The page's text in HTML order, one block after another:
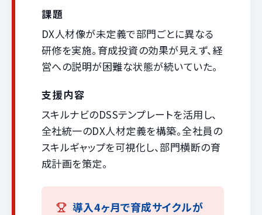
課題
DX人材像が未定義で部門ごとに異なる
研修を実施。育成投資の効果が見えず、経
営への説明が困難な状態が続いていた。
支援内容
スキルナビのDSSテンプレートを活用し、
全社統一のDX人材定義を構築。全社員の
スキルギャップを可視化し、部門横断の育
成計画を策定。
導入4ヶ月で育成サイクルが